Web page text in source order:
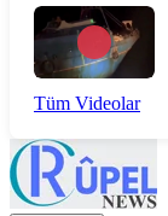
Tüm Videolar